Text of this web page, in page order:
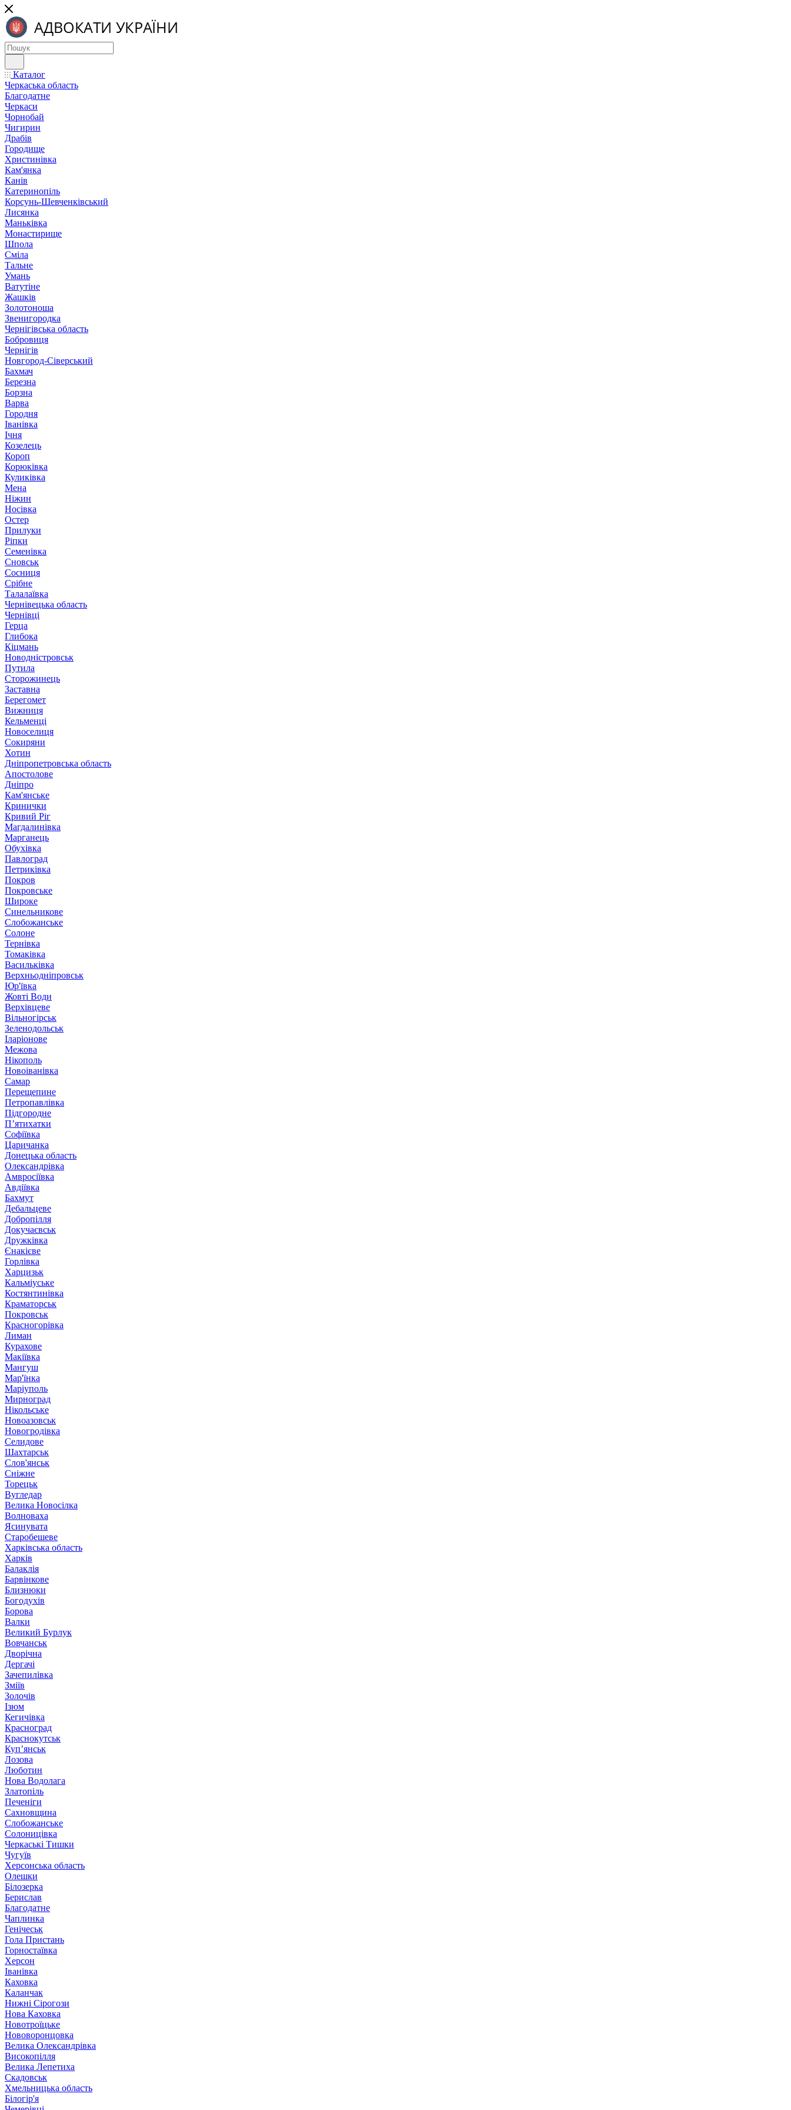
Каталог
Черкаська область
Благодатне
Черкаси
Чорнобай
Чигирин
Драбів
Городище
Христинівка
Кам'янка
Канів
Катеринопіль
Корсунь-Шевченківський
Лисянка
Маньківка
Монастирище
Шпола
Сміла
Тальне
Умань
Ватутіне
Жашків
Золотоноша
Звенигородка
Чернігівська область
Бобровиця
Чернігів
Новгород-Сіверський
Бахмач
Березна
Борзна
Варва
Городня
Іванівка
Ічня
Козелець
Короп
Корюківка
Куликівка
Мена
Ніжин
Носівка
Остер
Прилуки
Ріпки
Семенівка
Сновськ
Сосниця
Срібне
Талалаївка
Чернівецька область
Чернівці
Герца
Глибока
Кіцмань
Новодністровськ
Путила
Сторожинець
Заставна
Берегомет
Вижниця
Кельменці
Новоселиця
Сокиряни
Хотин
Дніпропетровська область
Апостолове
Дніпро
Кам'янське
Кринички
Кривий Ріг
Магдалинівка
Марганець
Обухівка
Павлоград
Петриківка
Покров
Покровське
Широке
Синельникове
Слобожанське
Солоне
Тернівка
Томаківка
Васильківка
Верхньодніпровськ
Юр'ївка
Жовті Води
Верхівцеве
Вільногірськ
Зеленодольськ
Іларіонове
Межова
Нікополь
Новоіванівка
Самар
Перещепине
Петропавлівка
Підгородне
П’ятихатки
Софіївка
Царичанка
Донецька область
Олександрівка
Амвросіївка
Авдіївка
Бахмут
Дебальцеве
Добропілля
Докучаєвськ
Дружківка
Єнакієве
Горлівка
Харцизьк
Кальміуське
Костянтинівка
Краматорськ
Покровськ
Красногорівка
Лиман
Курахове
Макіївка
Мангуш
Мар'їнка
Маріуполь
Мирноград
Нікольське
Новоазовськ
Новогродівка
Селидове
Шахтарськ
Слов'янськ
Сніжне
Торецьк
Вугледар
Велика Новосілка
Волноваха
Ясинувата
Старобешеве
Харківська область
Харків
Балаклія
Барвінкове
Близнюки
Богодухів
Борова
Валки
Великий Бурлук
Вовчанськ
Дворічна
Дергачі
Зачепилівка
Зміїв
Золочів
Ізюм
Кегичівка
Красноград
Краснокутськ
Куп’янськ
Лозова
Люботин
Нова Водолага
Златопіль
Печеніги
Сахновщина
Слобожанське
Солоницівка
Черкаські Тишки
Чугуїв
Херсонська область
Олешки
Білозерка
Берислав
Благодатне
Чаплинка
Генічеськ
Гола Пристань
Горностаївка
Херсон
Іванівка
Каховка
Каланчак
Нижні Сірогози
Нова Каховка
Новотроїцьке
Нововоронцовка
Велика Олександрівка
Високопілля
Велика Лепетиха
Скадовськ
Хмельницька область
Білогір'я